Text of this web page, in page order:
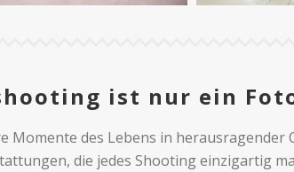
ist nur ein
Momente des Lebens in
die jedes Shooting einzigartig